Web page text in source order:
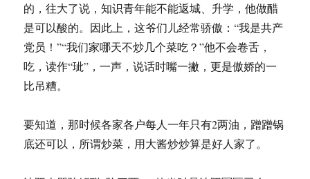
的，往大了说，知识青年能不能返城、升学，他做醋
是可以酸的。因此上，这爷们儿经常骄傲：“我是共产
党员！”“我们家哪天不炒几个菜吃？”他不会卷舌，
吃，读作“玼”，一声，说话时嘴一撇，更是傲娇的一
比吊糟。
要知道，那时候各家各户每人一年只有2两油，蹭蹭锅
底还可以，所谓炒菜，用大酱炒炒算是好人家了。